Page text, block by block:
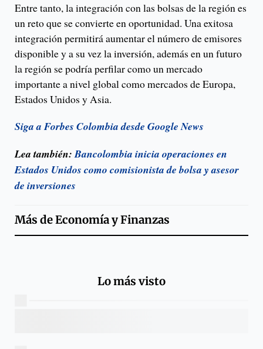
Entre tanto, la integración con las bolsas de la región es
un reto que se convierte en oportunidad. Una exitosa
integración permitirá aumentar el número de emisores
disponible y a su vez la inversión, además en un futuro
la región se podría perfilar como un mercado
importante a nivel global como mercados de Europa,
Estados Unidos y Asia.
Siga a Forbes Colombia desde Google News
Lea también:Bancolombia inicia operaciones en
Estados Unidos como comisionista de bolsa y asesor
de inversiones
Más deEconomía y Finanzas
Lo más visto